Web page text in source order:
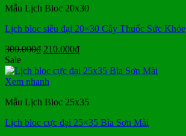
Mẫu Lịch Bloc 20x30
Lịch bloc siêu đại 20×30 Cây Thuốc Sức Khỏe
300.000₫ Giá
là:
300.000₫.
210.000₫Giá
tại
Sale
Xem nhanh
Mẫu Lịch Bloc 25x35
Lịch bloc cực đại 25×35 Bìa Sơn Mài